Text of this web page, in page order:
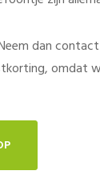
dan
omdat